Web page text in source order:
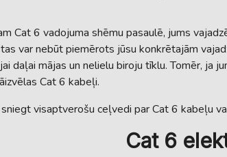
Cat 6 vadojuma shēmu pasaulē, jums
var nebūt piemērots jūsu konkrētajām
daļai mājas un nelielu biroju tīklu. Tomēr, ja
Cat 6 kabeļi.
visaptverošu ceļvedi par Cat 6 kabeļu
Cat 6